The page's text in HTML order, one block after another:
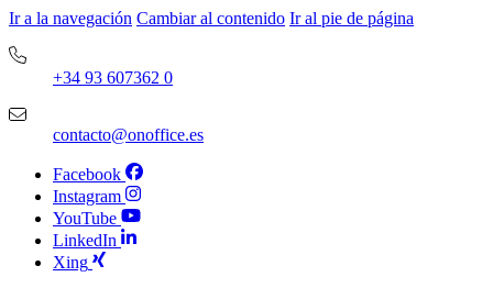
Ir a la navegación Cambiar al contenido Ir al pie de página
+34 93 607362 0
contacto@onoffice.es
Facebook
Instagram
YouTube
LinkedIn
Xing